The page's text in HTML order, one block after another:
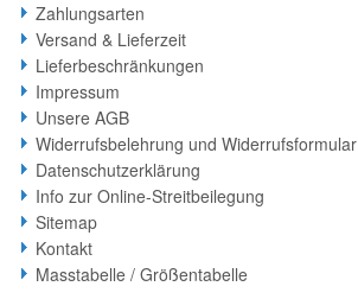
Zahlungsarten
Versand & Lieferzeit
Lieferbeschränkungen
Impressum
Unsere AGB
Widerrufsbelehrung und Widerrufsformular
Datenschutzerklärung
Info zur Online-Streitbeilegung
Sitemap
Kontakt
Masstabelle / Größentabelle